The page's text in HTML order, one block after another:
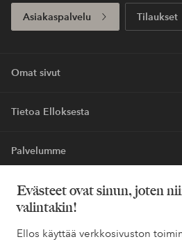
Evästeet ovat sinun, joten
valintakin!
Ellos käyttää verkkosivuston
Asiakaspalvelu Tilaukset
Omat sivut
Tietoa Elloksesta
Palvelumme
Ehdot
Ystävät